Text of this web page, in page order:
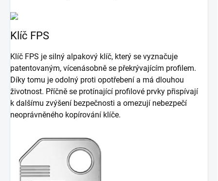
Klíč FPS
Klíč FPS je silný alpakový klíč, který se vyznačuje
patentovaným, vícenásobně se překrývajícím profilem.
Díky tomu je odolný proti opotřebení a má dlouhou
životnost. Příčně se protínající profilové prvky přispívají
k dalšímu zvýšení bezpečnosti a omezují nebezpečí
neoprávněného kopírování klíče.